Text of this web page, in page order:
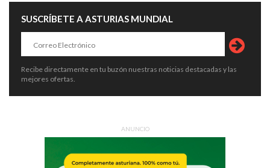
SUSCRÍBETE A ASTURIAS MUNDIAL
Recibe directamente en tu buzón nuestras noticias destacadas y las
mejores ofertas.
ANUNCIO